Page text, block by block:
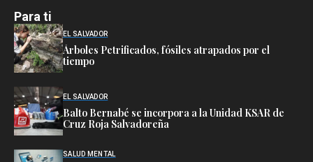
Para ti
EL SALVADOR
Árboles Petrificados, fósiles atrapados por el
tiempo
EL SALVADOR
Balto Bernabé se incorpora a la Unidad KSAR de
Cruz Roja Salvadoreña
SALUD MENTAL